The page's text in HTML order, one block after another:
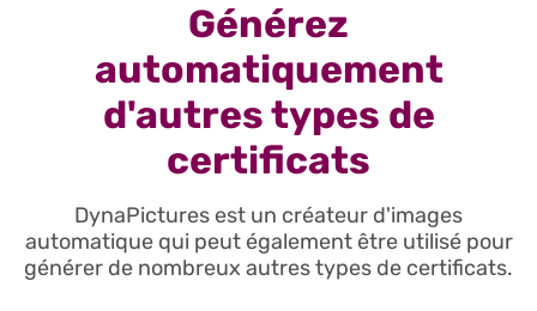
Générez
automatiquement
d'autres types de
certificats
DynaPictures est un créateur d'images
automatique qui peut également être utilisé pour
générer de nombreux autres types de certificats.